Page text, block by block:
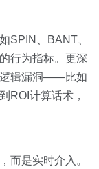
SPIN、BANT、
行为指标。更深
逻辑漏洞——比如
ROI计算话术，
而是实时介入。